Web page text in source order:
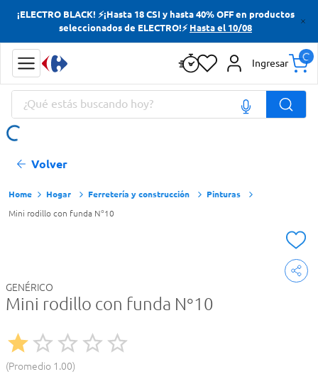
¡ELECTRO BLACK! ⚡¡Hasta 18 CSI y hasta 40% OFF en productos
seleccionados de ELECTRO!⚡ Hasta el 10/08
Ingresar
¿Qué estás buscando hoy?
Volver
Hogar Ferretería y construcción Pinturas
Mini rodillo con funda N°10
GENÉRICO
Mini rodillo con funda N°10
Promedio 1.00
Términos más buscados
Yerba
Cerveza
Papas Fritas
Términos más buscados
Yerba
Cerveza
Papas Fritas
Doves